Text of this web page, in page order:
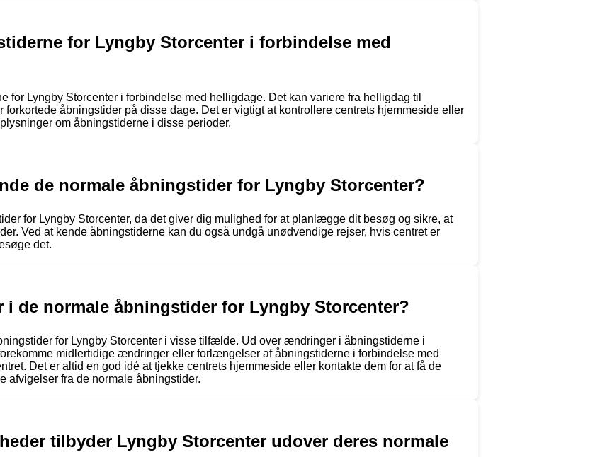
for Lyngby Storcenter i forbindelse med
Lyngby Storcenter i forbindelse med helligdage. Det kan variere fra helligdag til
forkortede åbningstider på disse dage. Det er vigtigt at kontrollere centrets hjemmeside eller
om åbningstiderne i disse perioder.
de normale åbningstider for Lyngby Storcenter?
for Lyngby Storcenter, da det giver dig mulighed for at planlægge dit besøg og sikre, at
Ved at kende åbningstiderne kan du også undgå unødvendige rejser, hvis centret er
det.
i de normale åbningstider for Lyngby Storcenter?
for Lyngby Storcenter i visse tilfælde. Ud over ændringer i åbningstiderne i
midlertidige ændringer eller forlængelser af åbningstiderne i forbindelse med
Det er altid en god idé at tjekke centrets hjemmeside eller kontakte dem for at få de
afvigelser fra de normale åbningstider.
tilbyder Lyngby Storcenter udover deres normale